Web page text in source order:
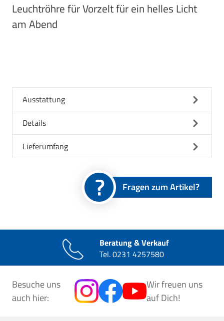
Leuchtröhre für Vorzelt für ein helles Licht
am Abend
Ausstattung
Details
Lieferumfang
Fragen zum Artikel?
Beratung & Verkauf
Tel.0231 4257580
Besuche uns
auch hier:
Wir freuen uns
auf Dich!